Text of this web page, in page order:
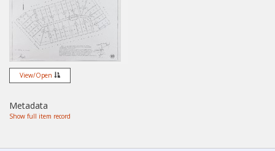
View/Open
Metadata
Show full item record